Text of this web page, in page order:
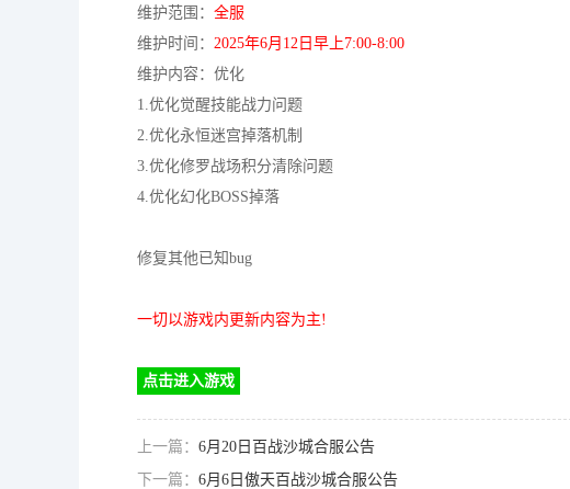
维护范围： 全服
维护时间： 2025年6月12日早上7:00-8:00
维护内容：优化
1.优化觉醒技能战力问题
2.优化永恒迷宫掉落机制
3.优化修罗战场积分清除问题
4.优化幻化BOSS掉落
修复其他已知bug
一切以游戏内更新内容为主!
点击进入游戏
上一篇： 6月20日百战沙城合服公告
下一篇： 6月6日傲天百战沙城合服公告